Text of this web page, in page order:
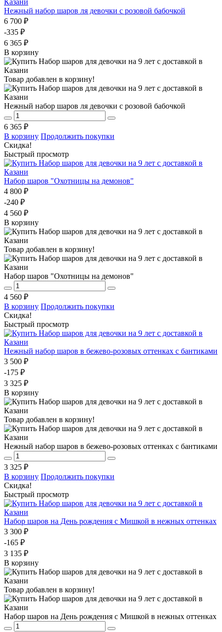
Нежный набор шаров ля девочки с розовой бабочкой
6 700 ₽
-335 ₽
6 365 ₽
В корзину
Товар добавлен в корзину!
Нежный набор шаров ля девочки с розовой бабочкой
6 365 ₽
В корзину Продолжить покупки
Скидка!
Быстрый просмотр
Набор шаров "Охотницы на демонов"
4 800 ₽
-240 ₽
4 560 ₽
В корзину
Товар добавлен в корзину!
Набор шаров "Охотницы на демонов"
4 560 ₽
В корзину Продолжить покупки
Скидка!
Быстрый просмотр
Нежный набор шаров в бежево-розовых оттенках с бантиками
3 500 ₽
-175 ₽
3 325 ₽
В корзину
Товар добавлен в корзину!
Нежный набор шаров в бежево-розовых оттенках с бантиками
3 325 ₽
В корзину Продолжить покупки
Скидка!
Быстрый просмотр
Набор шаров на День рождения с Мишкой в нежных оттенках
3 300 ₽
-165 ₽
3 135 ₽
В корзину
Товар добавлен в корзину!
Набор шаров на День рождения с Мишкой в нежных оттенках